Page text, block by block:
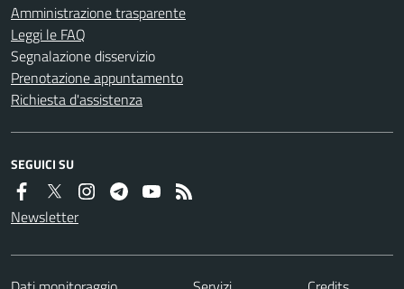
Amministrazione trasparente
Leggi le FAQ
Segnalazione disservizio
Prenotazione appuntamento
Richiesta d'assistenza
SEGUICI SU
Newsletter